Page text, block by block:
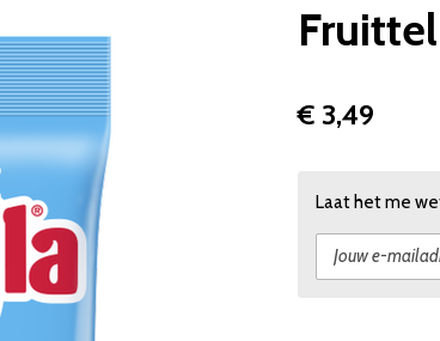
€ 3,49
Laat het me